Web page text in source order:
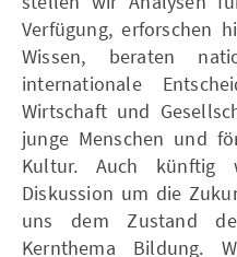
Verfügung, erforschen
Wissen, beraten
internationale
Wirtschaft und
junge Menschen und
Kultur. Auch
Diskussion um die
uns dem Zustand
Kernthema Bildung.